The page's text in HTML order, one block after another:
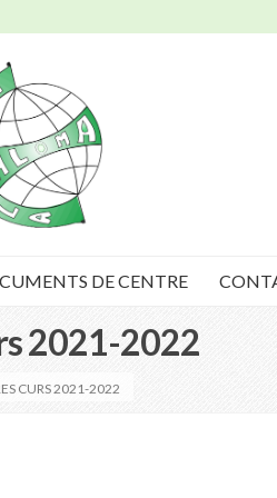
DE CENTRE
2021-2022
CURS 2021-2022